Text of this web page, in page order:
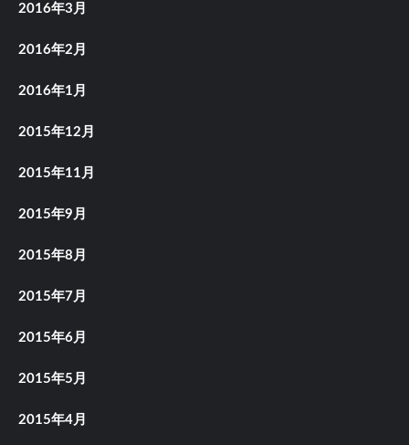
2016年3月
2016年2月
2016年1月
2015年12月
2015年11月
2015年9月
2015年8月
2015年7月
2015年6月
2015年5月
2015年4月